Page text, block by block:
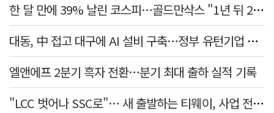
한 달 만에 39% 날린 코스피…골드만삭스 "1년 뒤 2배" 예상, 왜?
대동, 中 접고 대구에 AI 설비 구축…정부 유턴기업 선정
엘앤에프 2분기 흑자 전환…분기 최대 출하 실적 기록
"LCC 벗어나 SSC로"… 새 출발하는 티웨이, 사업 전략 발표